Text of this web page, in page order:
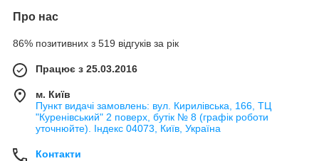
Про нас
86% позитивних з 519 відгуків за рік
Працює з 25.03.2016
м. Київ
Пункт видачі замовлень: вул. Кирилівська, 166, ТЦ
"Куренівський" 2 поверх, бутік № 8 (графік роботи
уточнюйте). Індекс 04073, Київ, Україна
Контакти